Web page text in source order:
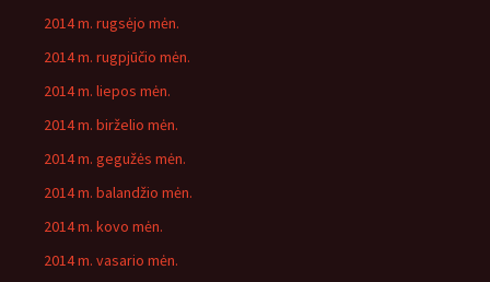
2014 m. rugsėjo mėn.
2014 m. rugpjūčio mėn.
2014 m. liepos mėn.
2014 m. birželio mėn.
2014 m. gegužės mėn.
2014 m. balandžio mėn.
2014 m. kovo mėn.
2014 m. vasario mėn.